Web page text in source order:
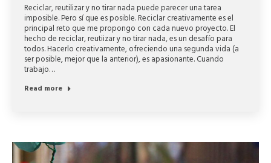
Reciclar, reutilizar y no tirar nada puede parecer una tarea
imposible. Pero sí que es posible. Reciclar creativamente es el
principal reto que me propongo con cada nuevo proyecto. El
hecho de reciclar, reutiizar y no tirar nada, es un desafío para
todos. Hacerlo creativamente, ofreciendo una segunda vida (a
ser posible, mejor que la anterior), es apasionante. Cuando
trabajo…
Read more